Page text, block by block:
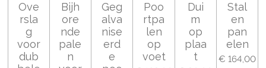
Ove
rsla
g
voor
dub
Bijh
ore
nde
pale
n
Geg
alva
nise
erd
e
Poo
rtpa
len
op
voet
Dui
m
op
plaa
t
Stal
en
pan
elen
€ 164,00